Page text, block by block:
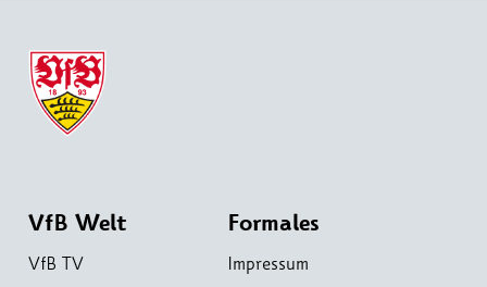
VfB Welt
VfB TV
Formales
Impressum